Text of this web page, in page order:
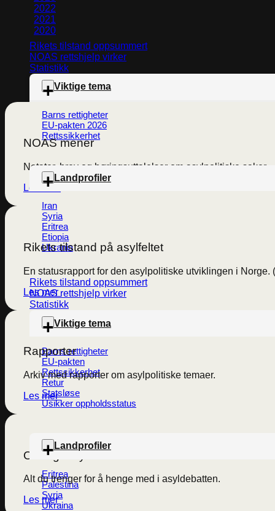
2022
2021
2020
Rikets tilstand oppsummert
NOAS rettshjelp virker
Statistikk
Viktige tema
Barns rettigheter
EU-pakten 2026
Rettssikkerhet
Landprofiler
Iran
Syria
Eritrea
Etiopia
Ukrania
Rikets tilstand oppsummert
NOAS rettshjelp virker
Statistikk
Viktige tema
Barns rettigheter
EU-pakten
Rettssikkerhet
Retur
Statsløse
Usikker oppholdsstatus
Landprofiler
Eritrea
Palestina
Syria
Ukraina
NOAS mener
Notater, brev og høringsuttalelser om asylpolitiske saker.
Les mer
Rikets tilstand på asylfeltet
En statusrapport for den asylpolitiske utviklingen i Norge.
Les mer
Rapporter
Arkiv med rapporter om asylpolitiske temaer.
Les mer
Ord og uttrykk
Alt du trenger for å henge med i asyldebatten.
Les mer